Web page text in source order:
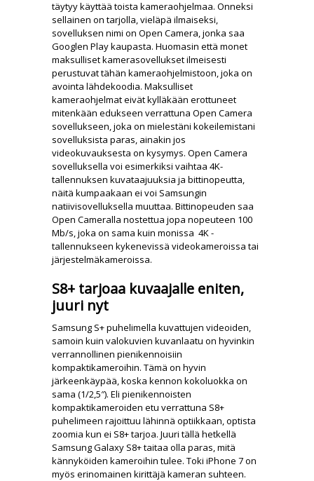
täytyy käyttää toista kameraohjelmaa. Onneksi
sellainen on tarjolla, vieläpä ilmaiseksi,
sovelluksen nimi on Open Camera, jonka saa
Googlen Play kaupasta. Huomasin että monet
maksulliset kamerasovellukset ilmeisesti
perustuvat tähän kameraohjelmistoon, joka on
avointa lähdekoodia. Maksulliset
kameraohjelmat eivät kylläkään erottuneet
mitenkään edukseen verrattuna Open Camera
sovellukseen, joka on mielestäni kokeilemistani
sovelluksista paras, ainakin jos
videokuvauksesta on kysymys. Open Camera
sovelluksella voi esimerkiksi vaihtaa 4K-
tallennuksen kuvataajuuksia ja bittinopeutta,
näitä kumpaakaan ei voi Samsungin
natiivisovelluksella muuttaa. Bittinopeuden saa
Open Cameralla nostettua jopa nopeuteen 100
Mb/s, joka on sama kuin monissa 4K -
tallennukseen kykenevissä videokameroissa tai
järjestelmäkameroissa.
S8+ tarjoaa kuvaajalle eniten,
juuri nyt
Samsung S+ puhelimella kuvattujen videoiden,
samoin kuin valokuvien kuvanlaatu on hyvinkin
verrannollinen pienikennoisiin
kompaktikameroihin. Tämä on hyvin
järkeenkäypää, koska kennon kokoluokka on
sama (1/2,5″). Eli pienikennoisten
kompaktikameroiden etu verrattuna S8+
puhelimeen rajoittuu lähinnä optiikkaan, optista
zoomia kun ei S8+ tarjoa. Juuri tällä hetkellä
Samsung Galaxy S8+ taitaa olla paras, mitä
kännyköiden kameroihin tulee. Toki iPhone 7 on
myös erinomainen kirittäjä kameran suhteen.